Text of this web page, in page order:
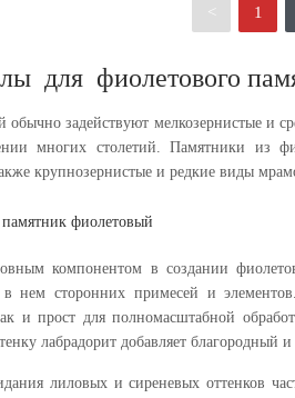
< 1
для фиолетового
обычно задействуют мелкозернистые и
многих столетий. Памятники из
крупнозернистые и редкие виды
компонентом в создании
в нем сторонних примесей и
и прост для полномасштабной
лабрадорит добавляет благородный
лиловых и сиреневых оттенков